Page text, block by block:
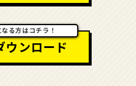
ウンロード
る方はコチラ！